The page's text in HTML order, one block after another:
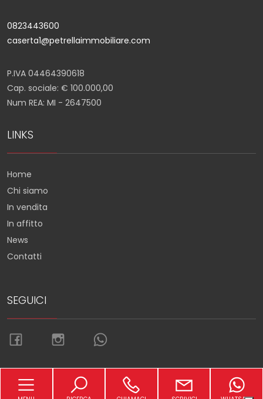
0823443600
caserta1@petrellaimmobiliare.com
P.IVA 04464390618
Cap. sociale: € 100.000,00
Num REA: MI - 2647500
LINKS
Home
Chi siamo
In vendita
In affitto
News
Contatti
SEGUICI
Torna su